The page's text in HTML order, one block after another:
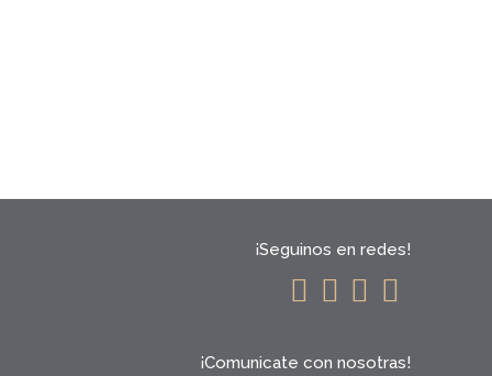
¡Seguinos en redes!
¡Comunicate con nosotras!